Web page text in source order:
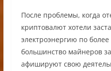
После проблемы, когда
криптовалют хотели
электроэнергию по
большинство майнеров
афишируют свою